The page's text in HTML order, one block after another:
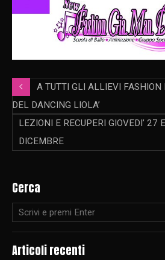
A TUTTI GLI ALLIEVI FASHION
DEL DANCING LIOLA’
LEZIONI E RECUPERI GIOVEDI’ 27
DICEMBRE
Cerca
Articoli recenti